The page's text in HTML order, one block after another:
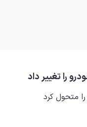
را تغییر داد
متحول کرد